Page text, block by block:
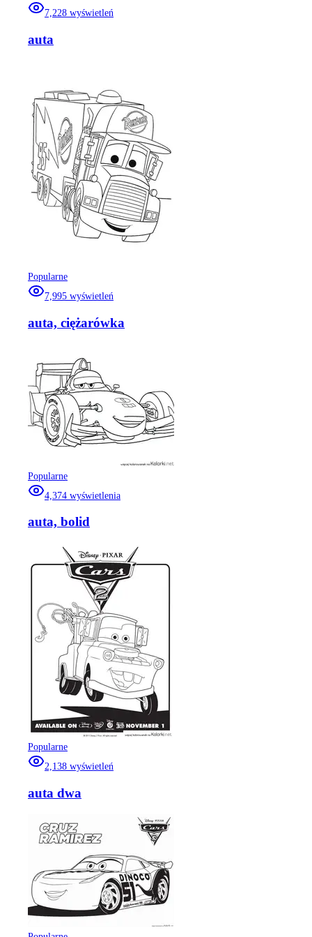
7,228 wyświetleń
auta
Popularne
7,995 wyświetleń
auta, ciężarówka
Popularne
4,374 wyświetlenia
auta, bolid
Popularne
2,138 wyświetleń
auta dwa